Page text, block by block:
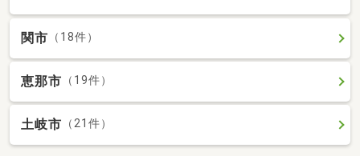
関市 （18件）
恵那市 （19件）
土岐市 （21件）